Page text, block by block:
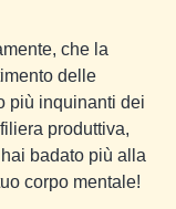
che la
delle
più inquinanti dei
produttiva,
badato più alla
corpo mentale!